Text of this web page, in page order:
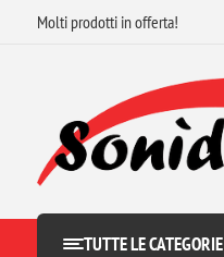
Molti prodotti in offerta!
TUTTE LE CATEGORIE